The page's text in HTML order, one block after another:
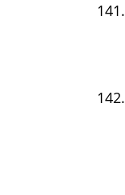
141.
142.